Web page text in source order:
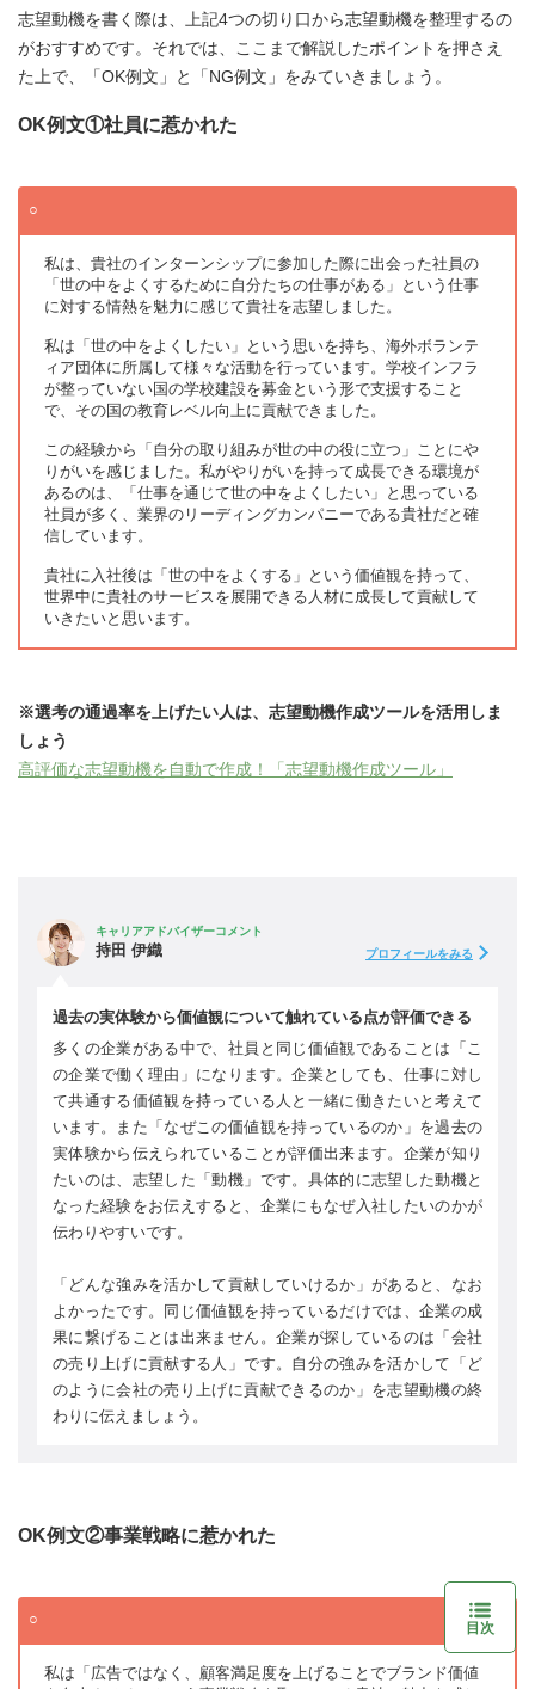
志望動機を書く際は、上記4つの切り口から志望動機を整理するの
がおすすめです。それでは、ここまで解説したポイントを押さえ
た上で、「OK例文」と「NG例文」をみていきましょう。
OK例文①社員に惹かれた
私は、貴社のインターンシップに参加した際に出会った社員の
「世の中をよくするために自分たちの仕事がある」という仕事
に対する情熱を魅力に感じて貴社を志望しました。
私は「世の中をよくしたい」という思いを持ち、海外ボランテ
ィア団体に所属して様々な活動を行っています。学校インフラ
が整っていない国の学校建設を募金という形で支援すること
で、その国の教育レベル向上に貢献できました。
この経験から「自分の取り組みが世の中の役に立つ」ことにや
りがいを感じました。私がやりがいを持って成長できる環境が
あるのは、「仕事を通じて世の中をよくしたい」と思っている
社員が多く、業界のリーディングカンパニーである貴社だと確
信しています。
貴社に入社後は「世の中をよくする」という価値観を持って、
世界中に貴社のサービスを展開できる人材に成長して貢献して
いきたいと思います。
※選考の通過率を上げたい人は、志望動機作成ツールを活用しま
しょう
高評価な志望動機を自動で作成！「志望動機作成ツール」
キャリアアドバイザーコメント
持田 伊織 プロフィールをみる
過去の実体験から価値観について触れている点が評価できる
多くの企業がある中で、社員と同じ価値観であることは「こ
の企業で働く理由」になります。企業としても、仕事に対し
て共通する価値観を持っている人と一緒に働きたいと考えて
います。また「なぜこの価値観を持っているのか」を過去の
実体験から伝えられていることが評価出来ます。企業が知り
たいのは、志望した「動機」です。具体的に志望した動機と
なった経験をお伝えすると、企業にもなぜ入社したいのかが
伝わりやすいです。
「どんな強みを活かして貢献していけるか」があると、なお
よかったです。同じ価値観を持っているだけでは、企業の成
果に繋げることは出来ません。企業が探しているのは「会社
の売り上げに貢献する人」です。自分の強みを活かして「ど
のように会社の売り上げに貢献できるのか」を志望動機の終
わりに伝えましょう。
OK例文②事業戦略に惹かれた
私は「広告ではなく、顧客満足度を上げることでブランド価値
目次